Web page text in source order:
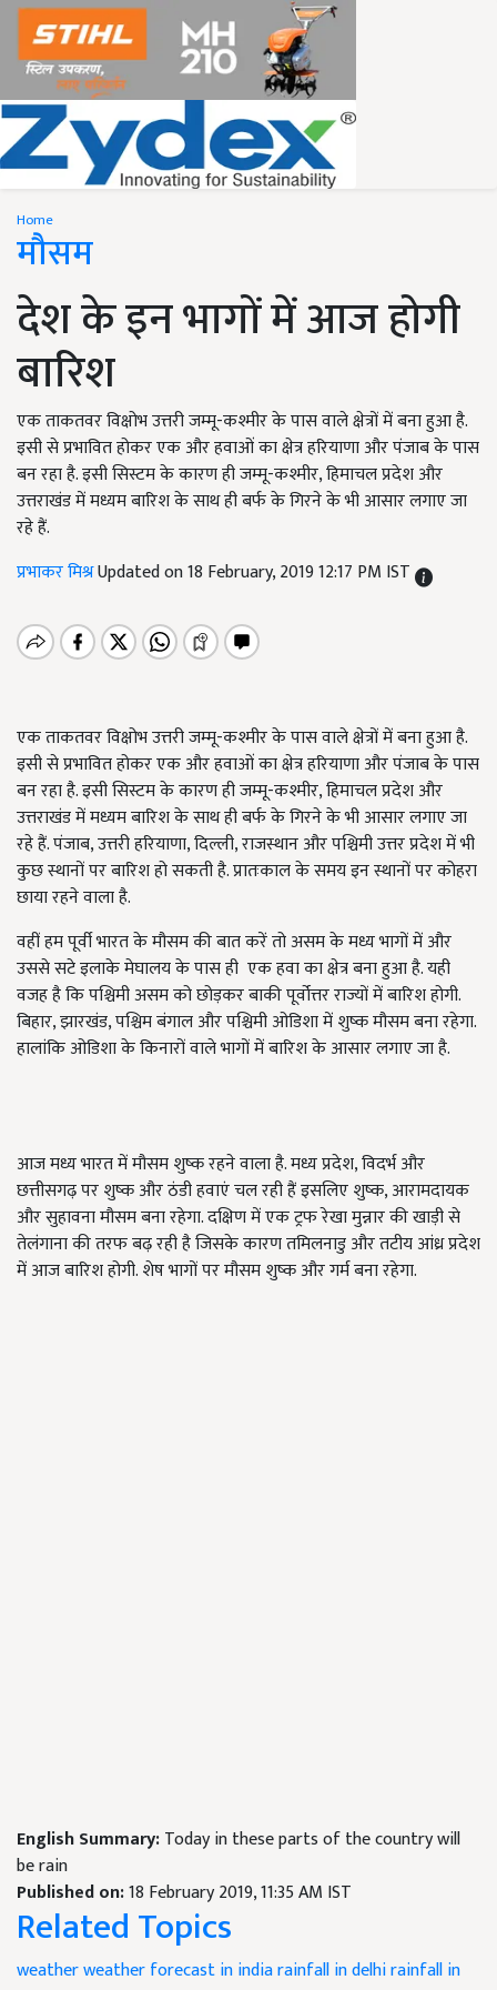
Home
मौसम
देश के इन भागों में आज होगी
बारिश
एक ताकतवर विक्षोभ उत्तरी जम्मू-कश्मीर के पास वाले क्षेत्रों में बना हुआ है.
इसी से प्रभावित होकर एक और हवाओं का क्षेत्र हरियाणा और पंजाब के पास
बन रहा है. इसी सिस्टम के कारण ही जम्मू-कश्मीर, हिमाचल प्रदेश और
उत्तराखंड में मध्यम बारिश के साथ ही बर्फ के गिरने के भी आसार लगाए जा
रहे हैं.
प्रभाकर मिश्रUpdated on 18 February, 2019 12:17 PM IST
एक ताकतवर विक्षोभ उत्तरी जम्मू-कश्मीर के पास वाले क्षेत्रों में बना हुआ है.
इसी से प्रभावित होकर एक और हवाओं का क्षेत्र हरियाणा और पंजाब के पास
बन रहा है. इसी सिस्टम के कारण ही जम्मू-कश्मीर, हिमाचल प्रदेश और
उत्तराखंड में मध्यम बारिश के साथ ही बर्फ के गिरने के भी आसार लगाए जा
रहे हैं. पंजाब, उत्तरी हरियाणा, दिल्ली, राजस्थान और पश्चिमी उत्तर प्रदेश में भी
कुछ स्थानों पर बारिश हो सकती है. प्रातःकाल के समय इन स्थानों पर कोहरा
छाया रहने वाला है.
वहीं हम पूर्वी भारत के मौसम की बात करें तो असम के मध्य भागों में और
उससे सटे इलाके मेघालय के पास ही एक हवा का क्षेत्र बना हुआ है. यही
वजह है कि पश्चिमी असम को छोड़कर बाकी पूर्वोत्तर राज्यों में बारिश होगी.
बिहार, झारखंड, पश्चिम बंगाल और पश्चिमी ओडिशा में शुष्क मौसम बना रहेगा.
हालांकि ओडिशा के किनारों वाले भागों में बारिश के आसार लगाए जा है.
आज मध्य भारत में मौसम शुष्क रहने वाला है. मध्य प्रदेश, विदर्भ और
छत्तीसगढ़ पर शुष्क और ठंडी हवाएं चल रही हैं इसलिए शुष्क, आरामदायक
और सुहावना मौसम बना रहेगा. दक्षिण में एक ट्रफ रेखा मुन्नार की खाड़ी से
तेलंगाना की तरफ बढ़ रही है जिसके कारण तमिलनाडु और तटीय आंध्र प्रदेश
में आज बारिश होगी. शेष भागों पर मौसम शुष्क और गर्म बना रहेगा.
English Summary:Today in these parts of the country will
be rain
Published on:18 February 2019, 11:35 AM IST
Related Topics
weatherweather forecast in indiarainfall in delhirainfall in